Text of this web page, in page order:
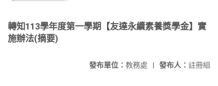
轉知113學年度第一學期【友達永續素養獎學金】實
施辦法(摘要)
發布人： 註冊組
發布單位： 教務處 |